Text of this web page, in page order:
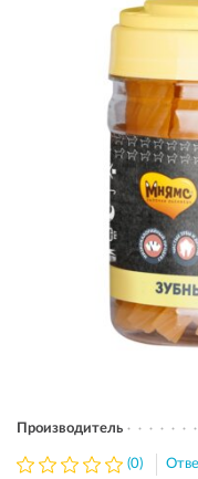
Производитель
(0)